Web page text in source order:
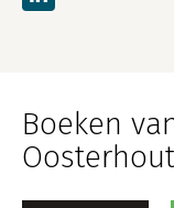
Boeken
Oosterhout